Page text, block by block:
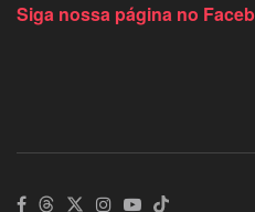
Siga nossa página no